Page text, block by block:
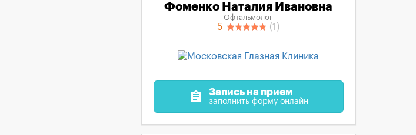
Фоменко Наталия Ивановна
Офтальмолог
5 (1)
assignment Запись на прием
заполнить форму онлайн